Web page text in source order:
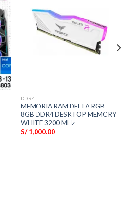
DDR4
MEMORIA RAM DELTA RGB
8GB DDR4 DESKTOP MEMORY
WHITE 3200 MHz
S/1,000.00